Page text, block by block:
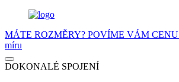
MÁTE ROZMĚRY? POVÍME VÁM CENU
míru
DOKONALÉ SPOJENÍ